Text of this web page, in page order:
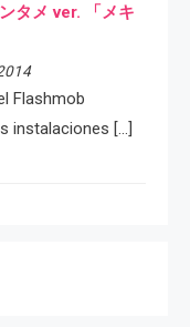
タメ ver. 「メキ
Flashmob
instalaciones […]